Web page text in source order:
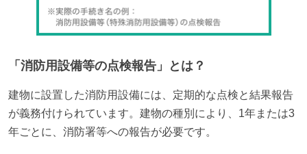
「 消防用設備等の点検報告 」とは？
建物に設置した消防用設備には、定期的な点検と結果報告
が義務付けられています。建物の種別により、1年または3
年ごとに、消防署等への報告が必要です。